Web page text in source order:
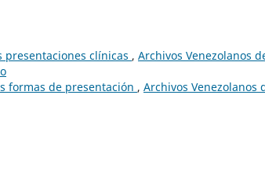
presentaciones clínicas , Archivos Venezolanos
formas de presentación , Archivos Venezolanos